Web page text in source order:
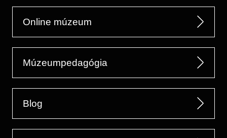
Online múzeum
Múzeumpedagógia
Blog